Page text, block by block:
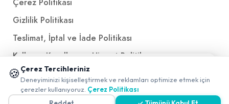
Çerez Politikası
Gizlilik Politikası
Teslimat, İptal ve İade Politikası
Kullanım Koşulları ve Hizmet Politikası
KVKK Politikası
Kişisel Verileri Aydınlatma Metni
🍪 Çerez Tercihleriniz
Deneyiminizi kişiselleştirmek ve reklamları optimize etmek için
çerezler kullanıyoruz. Çerez Politikası
📱 Mobil uygulamamızı keşfedin!
✖